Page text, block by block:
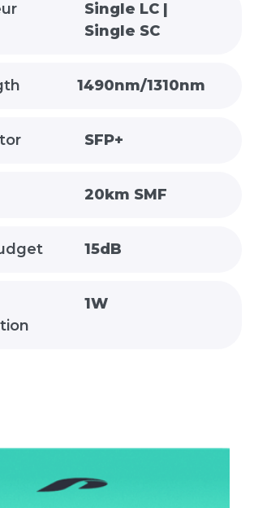
Single LC |
Single SC
1490nm/1310nm
SFP+
20km SMF
15dB
1W